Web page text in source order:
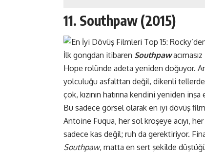
11. Southpaw (2015)
İlk gongdan itibaren Southpaw
Hope rolünde adeta yeniden doğuyor.
yolculuğu asfalttan değil, dikenli
çok, kızının hatırına kendini yeniden
Bu sadece görsel olarak en iyi dövüş
Antoine Fuqua, her sol kroşeye acıyı,
sadece kas değil; ruh da gerektiriyor.
Southpaw, matta en sert şekilde